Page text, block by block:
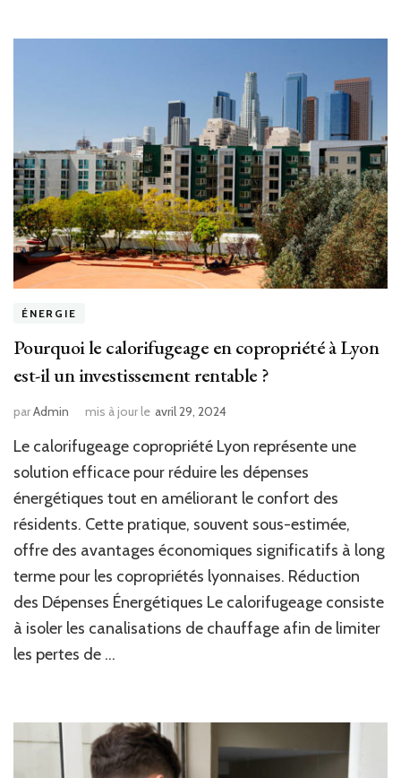
ÉNERGIE
Pourquoi le calorifugeage en copropriété à Lyon
est-il un investissement rentable ?
parAdmin mis à jour le avril 29, 2024
Le calorifugeage copropriété Lyon représente une
solution efficace pour réduire les dépenses
énergétiques tout en améliorant le confort des
résidents. Cette pratique, souvent sous-estimée,
offre des avantages économiques significatifs à long
terme pour les copropriétés lyonnaises. Réduction
des Dépenses Énergétiques Le calorifugeage consiste
à isoler les canalisations de chauffage afin de limiter
les pertes de …